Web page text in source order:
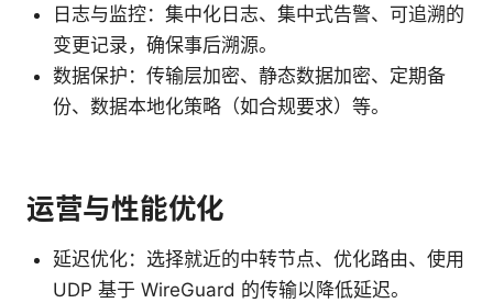
日志与监控：集中化日志、集中式告警、可追溯的
变更记录，确保事后溯源。
数据保护：传输层加密、静态数据加密、定期备
份、数据本地化策略（如合规要求）等。
运营与性能优化
延迟优化：选择就近的中转节点、优化路由、使用
UDP 基于 WireGuard 的传输以降低延迟。